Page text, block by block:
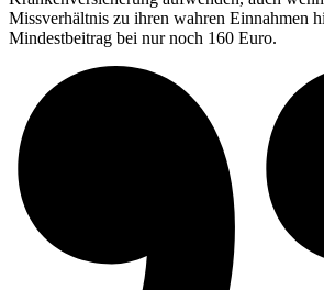
Missverhältnis zu ihren wahren Einnahmen
Mindestbeitrag bei nur noch 160 Euro.